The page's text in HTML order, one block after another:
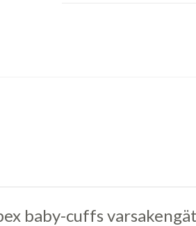
baby-cuffs